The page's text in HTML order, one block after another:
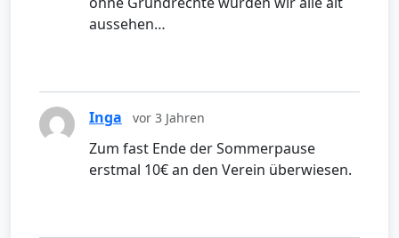
aussehen…
Inga vor 3 Jahren
Zum fast Ende der Sommerpause
erstmal 10€ an den Verein überwiesen.